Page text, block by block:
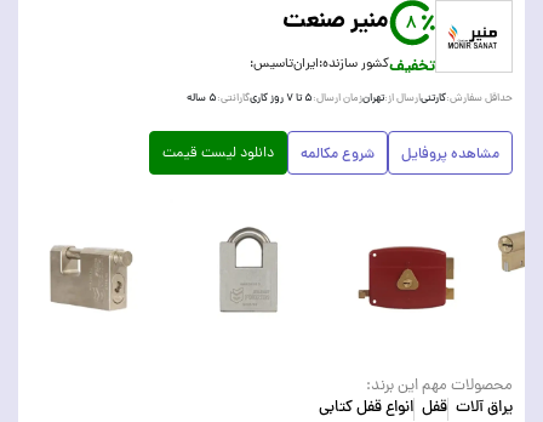
8
تخفیف
منیر صنعت
کشور سازنده:ایرانتاسیس:
حداقل سفارش:کارتنیارسال از:تهرانزمان ارسال:۵ تا ۷ روز کاری گارانتی:۵ ساله
مشاهده پروفایل شروع مکالمه دانلود لیست قیمت
محصولات مهم این برند:
یراق آلات قفل انواع قفل کتابی